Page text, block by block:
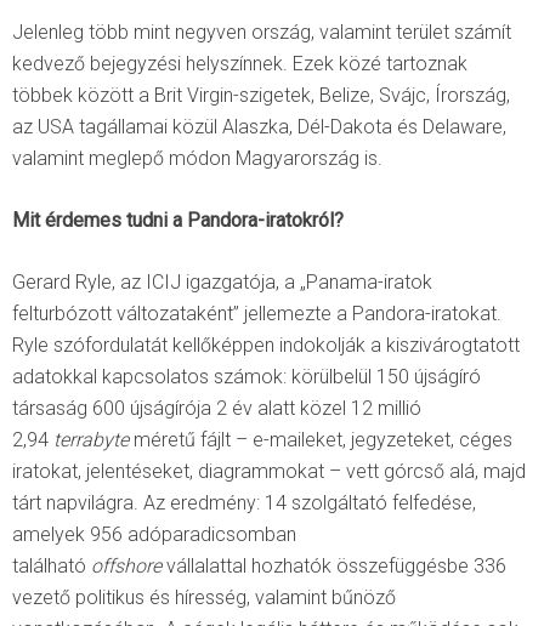
Jelenleg több mint negyven ország, valamint terület számít
kedvező bejegyzési helyszínnek. Ezek közé tartoznak
többek között a Brit Virgin-szigetek, Belize, Svájc, Írország,
az USA tagállamai közül Alaszka, Dél-Dakota és Delaware,
valamint meglepő módon Magyarország is.
Mit érdemes tudni a Pandora-iratokról?
Gerard Ryle, az ICIJ igazgatója, a „Panama-iratok
felturbózott változataként” jellemezte a Pandora-iratokat.
Ryle szófordulatát kellőképpen indokolják a kiszivárogtatott
adatokkal kapcsolatos számok: körülbelül 150 újságíró
társaság 600 újságírója 2 év alatt közel 12 millió
2,94 terrabyteméretű fájlt – e-maileket, jegyzeteket, céges
iratokat, jelentéseket, diagrammokat – vett górcső alá, majd
tárt napvilágra. Az eredmény: 14 szolgáltató felfedése,
amelyek 956 adóparadicsomban
található offshorevállalattal hozhatók összefüggésbe 336
vezető politikus és híresség, valamint bűnöző